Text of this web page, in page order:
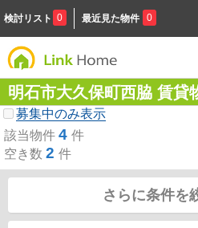
検討リスト 0 最近見た物件 0
明石市大久保町西脇 賃貸
募集中のみ表示
該当物件 4 件
空き数 2 件
さらに条件を